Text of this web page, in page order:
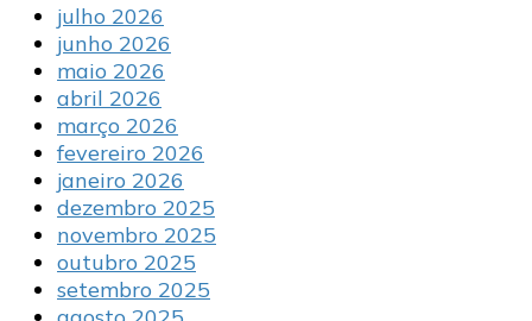
julho 2026
junho 2026
maio 2026
abril 2026
março 2026
fevereiro 2026
janeiro 2026
dezembro 2025
novembro 2025
outubro 2025
setembro 2025